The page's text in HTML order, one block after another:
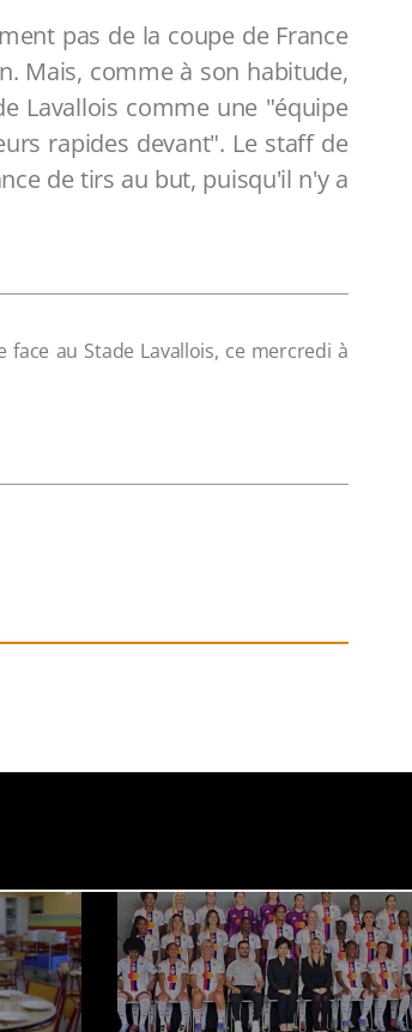
pas de la coupe de France
Mais, comme à son habitude,
Lavallois comme une "équipe
rapides devant". Le staff de
de tirs au but, puisqu'il n'y a
au Stade Lavallois, ce mercredi à